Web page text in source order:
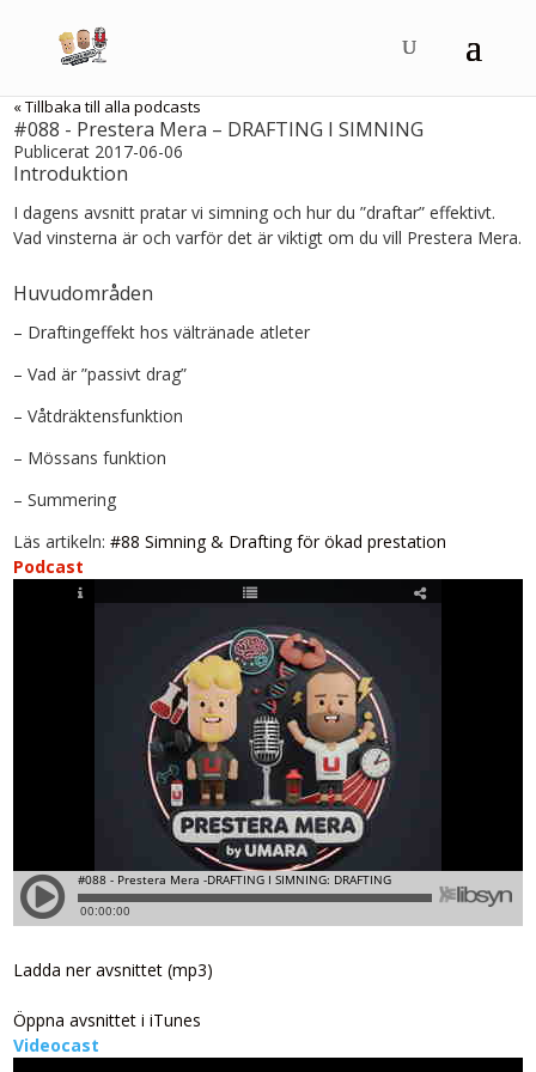
« Tillbaka till alla podcasts
#088 - Prestera Mera – DRAFTING I SIMNING
Publicerat 2017-06-06
Introduktion
I dagens avsnitt pratar vi simning och hur du ”draftar” effektivt.
Vad vinsterna är och varför det är viktigt om du vill Prestera Mera.
Huvudområden
– Draftingeffekt hos vältränade atleter
– Vad är ”passivt drag”
– Våtdräktensfunktion
– Mössans funktion
– Summering
Läs artikeln:#88 Simning & Drafting för ökad prestation
Podcast
Ladda ner avsnittet (mp3)
Öppna avsnittet i iTunes
Videocast